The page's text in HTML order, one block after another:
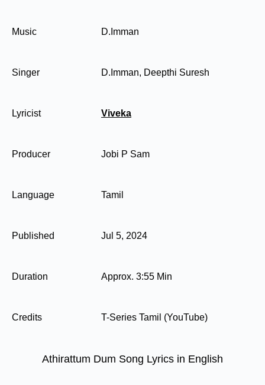
Music D.Imman
Singer D.Imman, Deepthi Suresh
Lyricist Viveka
Producer Jobi P Sam
Language Tamil
Published Jul 5, 2024
Duration Approx. 3:55 Min
Credits T-Series Tamil (YouTube)
Athirattum Dum Song Lyrics in English